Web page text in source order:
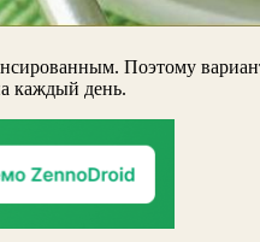
Поэтому
каждый день.